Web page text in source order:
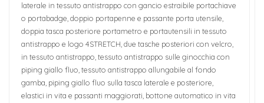
laterale in tessuto antistrappo con gancio estraibile portachiave
o portabadge, doppio portapenne e passante porta utensile,
doppia tasca posteriore portametro e portautensili in tessuto
antistrappo e logo 4STRETCH, due tasche posteriori con velcro,
in tessuto antistrappo, tessuto antistrappo sulle ginocchia con
piping giallo fluo, tessuto antistrappo allungabile al fondo
gamba, piping giallo fluo sulla tasca laterale e posteriore,
elastici in vita e passanti maggiorati, bottone automatico in vita